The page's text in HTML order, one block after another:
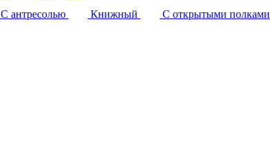
С антресолью Книжный
С открытыми полками